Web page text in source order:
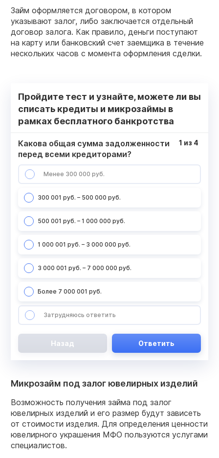
Займ оформляется договором, в котором
указывают залог, либо заключается отдельный
договор залога. Как правило, деньги поступают
на карту или банковский счет заемщика в течение
нескольких часов с момента оформления сделки.
Пройдите тест и узнайте, можете ли вы
списать кредиты и микрозаймы в
рамках бесплатного банкротства
Какова общая сумма задолженности
перед всеми кредиторами?
Менее 300 000 руб.
300 001 руб. – 500 000 руб.
500 001 руб. – 1 000 000 руб.
1 000 001 руб. – 3 000 000 руб.
3 000 001 руб. – 7 000 000 руб.
Более 7 000 001 руб.
Затрудняюсь ответить
1 из 4
Назад Ответить
Микрозайм под залог ювелирных изделий
Возможность получения займа под залог
ювелирных изделий и его размер будут зависеть
от стоимости изделия. Для определения ценности
ювелирного украшения МФО пользуются услугами
специалистов.